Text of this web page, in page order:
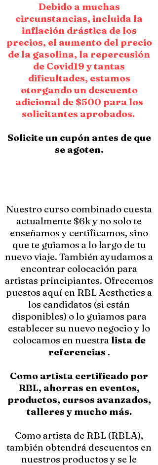
Debido a muchas
circunstancias, incluida la
inflación drástica de los
precios, el aumento del precio
de la gasolina, la repercusión
de Covid19 y tantas
dificultades, estamos
otorgando un descuento
adicional de $500 para los
solicitantes aprobados.
Solicite un cupón antes de que
se agoten.
Nuestro curso combinado cuesta
actualmente $6k y no solo te
enseñamos y certificamos, sino
que te guiamos a lo largo de tu
nuevo viaje. También ayudamos a
encontrar colocación para
artistas principiantes. Ofrecemos
puestos aquí en RBL Aesthetics a
los candidatos (si están
disponibles) o lo guiamos para
establecer su nuevo negocio y lo
colocamos en nuestra lista de
referencias .
Como artista certificado por
RBL, ahorras en eventos,
productos, cursos avanzados,
talleres y mucho más.
Como artista de RBL (RBLA),
también obtendrá descuentos en
nuestros productos y se le